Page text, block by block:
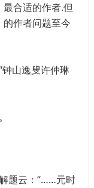
合适的作者.但
作者问题至今
山逸叟许仲琳
题云：“……元时